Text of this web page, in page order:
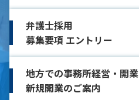
弁護士採用
募集要項 エントリー
地方での事務所経営・開業
新規開業のご案内